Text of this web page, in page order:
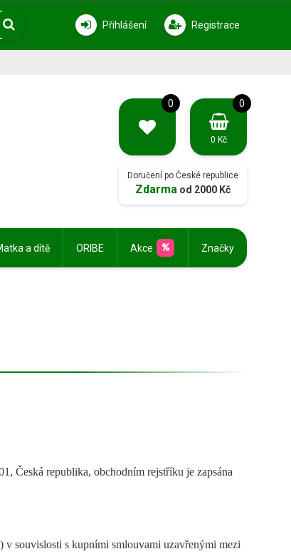
Přihlášení Registrace
0 0
0 Kč
Doručení po České republice
Zdarma od 2000 Kč
a dítě ORIBE Akce Značky
Česká republika, obchodním rejstříku je zapsána
v souvislosti s kupními smlouvami uzavřenými mezi